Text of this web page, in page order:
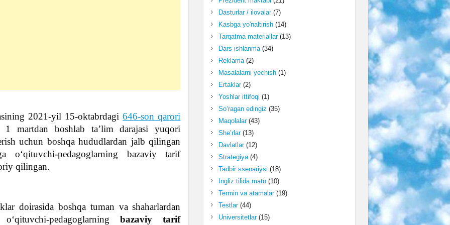
2021-yil 15-oktabrdagi646-son qarori
martdan boshlab ta’lim darajasi yuqori
uchun boshqa hududlardan jalb qilingan
pedagoglarning bazaviy tarif
qilingan.
doirasida boshqa tuman va shaharlardan
pedagoglarning bazaviy tarif
Dasturlar / ilovalar(7)
Kasbga yo'naltirish(14)
Tarqatma materiallar(13)
Dars ishlanma(34)
Reklama(2)
Masalalarni yechish(1)
Ertaklar(2)
Yoshlar ittifoqi (1)
So‘ragan edingiz (35)
Maqolalar(43)
She’rlar(13)
Davlatlar(12)
Strategiya(4)
Tadbir ssenariysi (18)
Ingliz tilida matn(10)
Termin va atamalar(19)
Testlar(44)
Universitetlar(15)